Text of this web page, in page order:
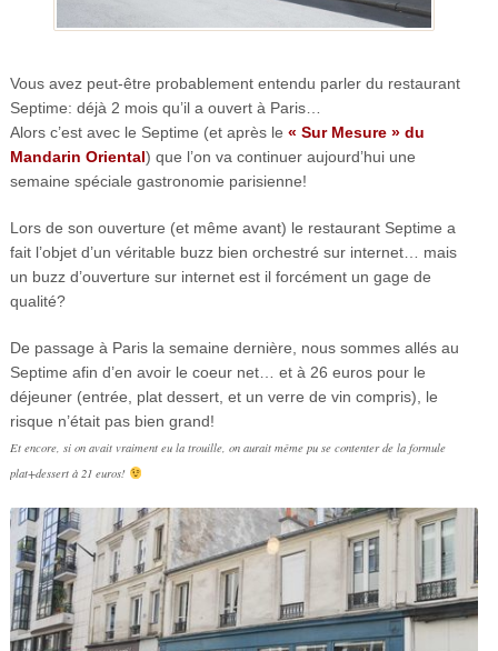
Vous avez peut-être probablement entendu parler du restaurant
Septime: déjà 2 mois qu’il a ouvert à Paris…
Alors c’est avec le Septime (et après le « Sur Mesure » du
Mandarin Oriental) que l’on va continuer aujourd’hui une
semaine spéciale gastronomie parisienne!
Lors de son ouverture (et même avant) le restaurant Septime a
fait l’objet d’un véritable buzz bien orchestré sur internet… mais
un buzz d’ouverture sur internet est il forcément un gage de
qualité?
De passage à Paris la semaine dernière, nous sommes allés au
Septime afin d’en avoir le coeur net… et à 26 euros pour le
déjeuner (entrée, plat dessert, et un verre de vin compris), le
risque n’était pas bien grand!
Et encore, si on avait vraiment eu la trouille, on aurait même pu se contenter de la formule
plat+dessert à 21 euros!